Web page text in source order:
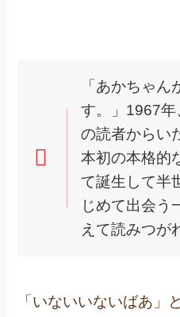
「あかちゃ
す。」1967年
の読者からい
本初の本格的
て誕生して半
じめて出会う
えて読みつが
「いないいないばあ」